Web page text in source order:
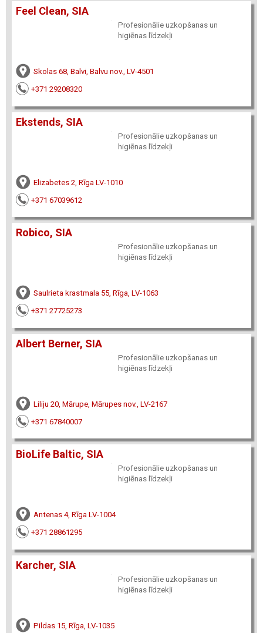
Feel Clean, SIA
Profesionālie uzkopšanas un
higiēnas līdzekļi
Skolas 68, Balvi, Balvu nov., LV-4501
+371 29208320
Ekstends, SIA
Profesionālie uzkopšanas un
higiēnas līdzekļi
Elizabetes 2, Rīga LV-1010
+371 67039612
Robico, SIA
Profesionālie uzkopšanas un
higiēnas līdzekļi
Saulrieta krastmala 55, Rīga, LV-1063
+371 27725273
Albert Berner, SIA
Profesionālie uzkopšanas un
higiēnas līdzekļi
Liliju 20, Mārupe, Mārupes nov., LV-2167
+371 67840007
BioLife Baltic, SIA
Profesionālie uzkopšanas un
higiēnas līdzekļi
Antenas 4, Rīga LV-1004
+371 28861295
Karcher, SIA
Profesionālie uzkopšanas un
higiēnas līdzekļi
Pildas 15, Rīga, LV-1035